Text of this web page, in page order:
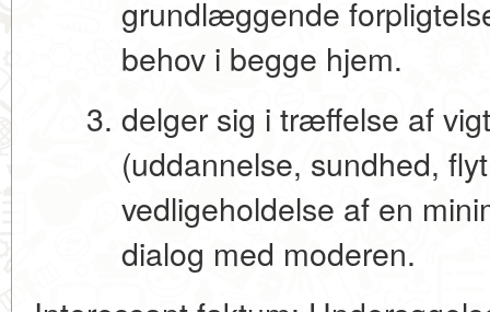
grundlæggende
behov i begge hjem.
delger sig i træffelse af
(uddannelse, sundhed,
vedligeholdelse af en
dialog med moderen.